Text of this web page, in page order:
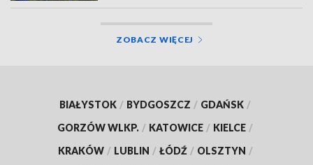
ZOBACZ WIĘCEJ
BIAŁYSTOK / BYDGOSZCZ / GDAŃSK /
GORZÓW WLKP. / KATOWICE / KIELCE /
KRAKÓW / LUBLIN / ŁÓDŹ / OLSZTYN /